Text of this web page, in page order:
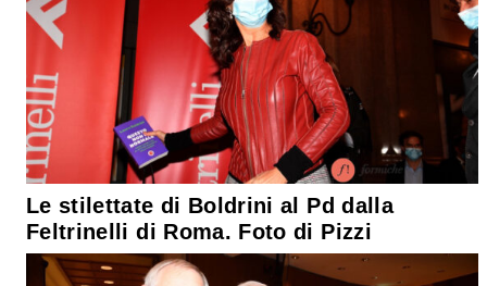
Le stilettate di Boldrini al Pd dalla
Feltrinelli di Roma. Foto di Pizzi